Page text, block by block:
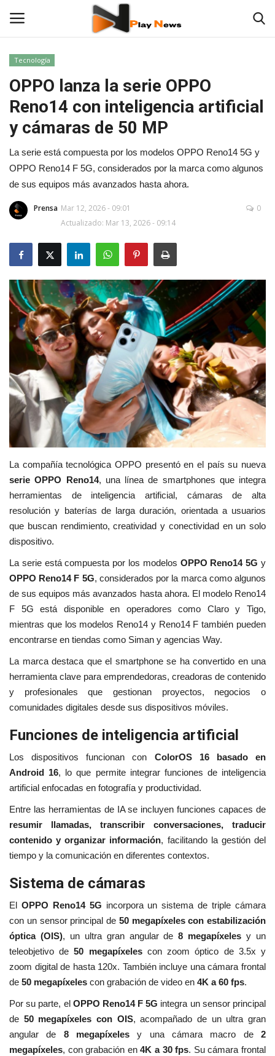
TV en Vivo
En Vivo
Contáctenos
Noticias
Las 12 Play
Fotos
Empresas
Videos virales
Cine y TV
Tecnología
Podcast y Audios
Tecnología
OPPO lanza la serie OPPO
Reno14 con inteligencia artificial
y cámaras de 50 MP
La serie está compuesta por los modelos OPPO Reno14 5G y
OPPO Reno14 F 5G, considerados por la marca como algunos
de sus equipos más avanzados hasta ahora.
Prensa Mar 12, 2026 - 09:01
Actualizado: Mar 13, 2026 - 09:14
0
La compañía tecnológica OPPO presentó en el país su nueva
serie OPPO Reno14, una línea de smartphones que integra
herramientas de inteligencia artificial, cámaras de alta
resolución y baterías de larga duración, orientada a usuarios
que buscan rendimiento, creatividad y conectividad en un solo
dispositivo.
La serie está compuesta por los modelos OPPO Reno14 5G y
OPPO Reno14 F 5G, considerados por la marca como algunos
de sus equipos más avanzados hasta ahora. El modelo Reno14
F 5G está disponible en operadores como ClaroyTigo,
mientras que los modelos Reno14 y Reno14 F también pueden
encontrarse en tiendas como Siman y agencias Way.
La marca destaca que el smartphone se ha convertido en una
herramienta clave para emprendedoras, creadoras de contenido
y profesionales que gestionan proyectos, negocios o
comunidades digitales desde sus dispositivos móviles.
Funciones de inteligencia artificial
Los dispositivos funcionan con ColorOS 16basado en
Android 16, lo que permite integrar funciones de inteligencia
artificial enfocadas en fotografía y productividad.
Entre las herramientas de IA se incluyen funciones capaces de
resumir llamadas, transcribir conversaciones, traducir
contenido y organizar información, facilitando la gestión del
tiempo y la comunicación en diferentes contextos.
Sistema de cámaras
El OPPO Reno14 5G incorpora un sistema de triple cámara
con un sensor principal de 50 megapíxeles con estabilización
óptica (OIS), un ultra gran angular de8 megapíxeles y un
teleobjetivo de50 megapíxelescon zoom óptico de 3.5x y
zoom digital de hasta 120x. También incluye una cámara frontal
de 50 megapíxeles con grabación de video en 4K a 60 fps.
Por su parte, el OPPO Reno14 F 5G integra un sensor principal
de 50 megapíxeles con OIS, acompañado de un ultra gran
angular de 8 megapíxeles y una cámara macro de2
megapíxeles, con grabación en4K a 30 fps. Su cámara frontal